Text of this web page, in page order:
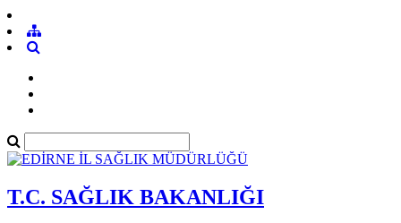
T.C. SAĞLIK BAKANLIĞI